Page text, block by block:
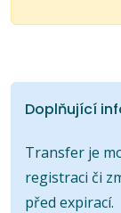
Doplňující
Transfer je
registraci či
před expirací.